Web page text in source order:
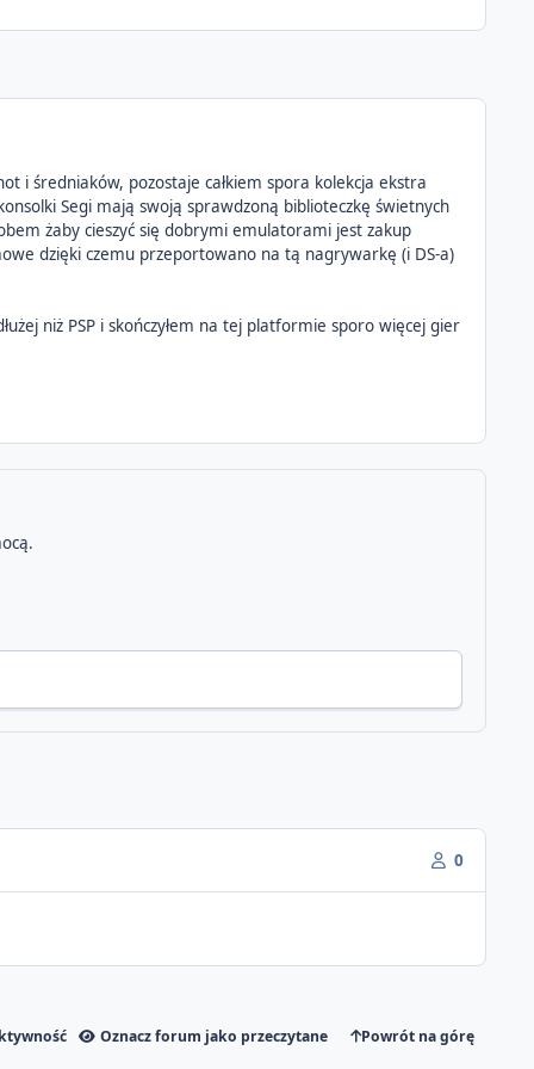
i średniaków, pozostaje całkiem spora kolekcja ekstra
Segi mają swoją sprawdzoną biblioteczkę świetnych
żaby cieszyć się dobrymi emulatorami jest zakup
dzięki czemu przeportowano na tą nagrywarkę (i DS-a)
niż PSP i skończyłem na tej platformie sporo więcej gier
0
Oznacz forum jako przeczytane Powrót na górę